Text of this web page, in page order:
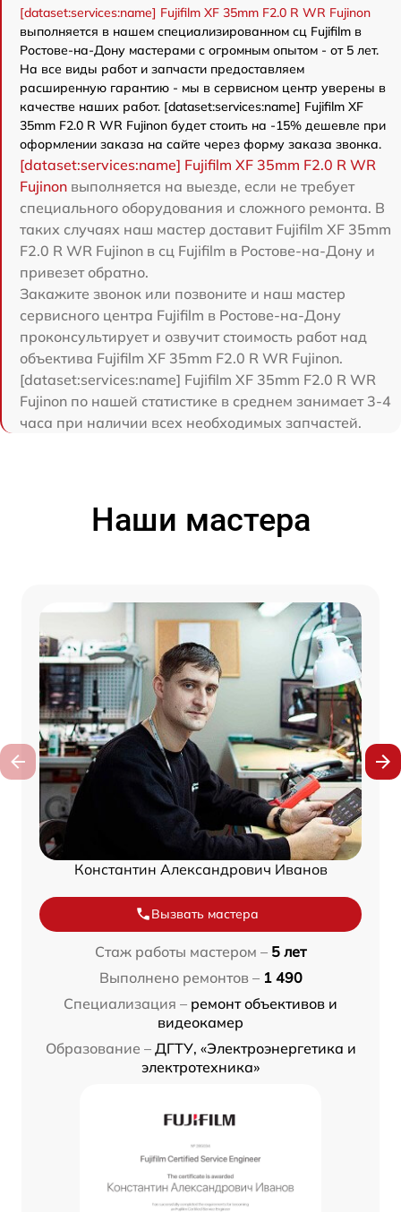
[dataset:services:name] Fujifilm XF 35mm F2.0 R WR Fujinon
выполняется в нашем специализированном сц Fujifilm в
Ростове-на-Дону мастерами с огромным опытом - от 5 лет.
На все виды работ и запчасти предоставляем
расширенную гарантию - мы в сервисном центр уверены в
качестве наших работ. [dataset:services:name] Fujifilm XF
35mm F2.0 R WR Fujinon будет стоить на -15% дешевле при
оформлении заказа на сайте через форму заказа звонка.
[dataset:services:name] Fujifilm XF 35mm F2.0 R WR
Fujinon выполняется на выезде, если не требует
специального оборудования и сложного ремонта. В
таких случаях наш мастер доставит Fujifilm XF 35mm
F2.0 R WR Fujinon в сц Fujifilm в Ростове-на-Дону и
привезет обратно.
Закажите звонок или позвоните и наш мастер
сервисного центра Fujifilm в Ростове-на-Дону
проконсультирует и озвучит стоимость работ над
объектива Fujifilm XF 35mm F2.0 R WR Fujinon.
[dataset:services:name] Fujifilm XF 35mm F2.0 R WR
Fujinon по нашей статистике в среднем занимает 3-4
часа при наличии всех необходимых запчастей.
Наши мастера
Константин Александрович Иванов
Вызвать мастера
Стаж работы мастером – 5 лет
Выполнено ремонтов – 1 490
Специализация – ремонт объективов и
видеокамер
Образование – ДГТУ, «Электроэнергетика и
электротехника»